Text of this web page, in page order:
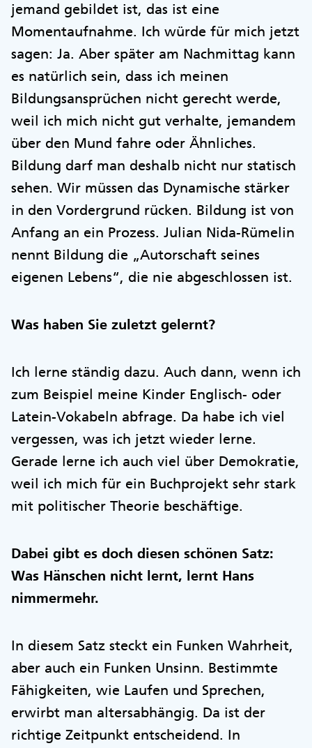
jemand gebildet ist, das ist eine
Momentaufnahme. Ich würde für mich jetzt
sagen: Ja. Aber später am Nachmittag kann
es natürlich sein, dass ich meinen
Bildungsansprüchen nicht gerecht werde,
weil ich mich nicht gut verhalte, jemandem
über den Mund fahre oder Ähnliches.
Bildung darf man deshalb nicht nur statisch
sehen. Wir müssen das Dynamische stärker
in den Vordergrund rücken. Bildung ist von
Anfang an ein Prozess. Julian Nida-Rümelin
nennt Bildung die „Autorschaft seines
eigenen Lebens“, die nie abgeschlossen ist.
Was haben Sie zuletzt gelernt?
Ich lerne ständig dazu. Auch dann, wenn ich
zum Beispiel meine Kinder Englisch- oder
Latein-Vokabeln abfrage. Da habe ich viel
vergessen, was ich jetzt wieder lerne.
Gerade lerne ich auch viel über Demokratie,
weil ich mich für ein Buchprojekt sehr stark
mit politischer Theorie beschäftige.
Dabei gibt es doch diesen schönen Satz:
Was Hänschen nicht lernt, lernt Hans
nimmermehr.
In diesem Satz steckt ein Funken Wahrheit,
aber auch ein Funken Unsinn. Bestimmte
Fähigkeiten, wie Laufen und Sprechen,
erwirbt man altersabhängig. Da ist der
richtige Zeitpunkt entscheidend. In